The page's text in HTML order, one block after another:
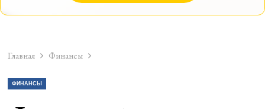
Главная Финансы
ФИНАНСЫ